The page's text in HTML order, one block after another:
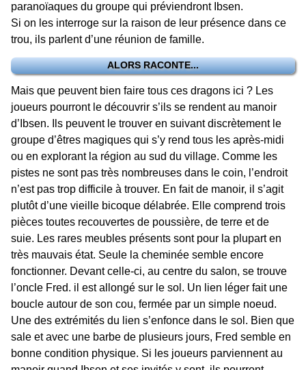
paranoïaques du groupe qui préviendront Ibsen.
Si on les interroge sur la raison de leur présence dans ce
trou, ils parlent d’une réunion de famille.
ALORS RACONTE...
Mais que peuvent bien faire tous ces dragons ici ? Les
joueurs pourront le découvrir s’ils se rendent au manoir
d’Ibsen. Ils peuvent le trouver en suivant discrètement le
groupe d’êtres magiques qui s’y rend tous les après-midi
ou en explorant la région au sud du village. Comme les
pistes ne sont pas très nombreuses dans le coin, l’endroit
n’est pas trop difficile à trouver. En fait de manoir, il s’agit
plutôt d’une vieille bicoque délabrée. Elle comprend trois
pièces toutes recouvertes de poussière, de terre et de
suie. Les rares meubles présents sont pour la plupart en
très mauvais état. Seule la cheminée semble encore
fonctionner. Devant celle-ci, au centre du salon, se trouve
l’oncle Fred. il est allongé sur le sol. Un lien léger fait une
boucle autour de son cou, fermée par un simple noeud.
Une des extrémités du lien s’enfonce dans le sol. Bien que
sale et avec une barbe de plusieurs jours, Fred semble en
bonne condition physique. Si les joueurs parviennent au